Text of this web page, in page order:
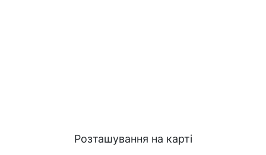
Розташування на карті